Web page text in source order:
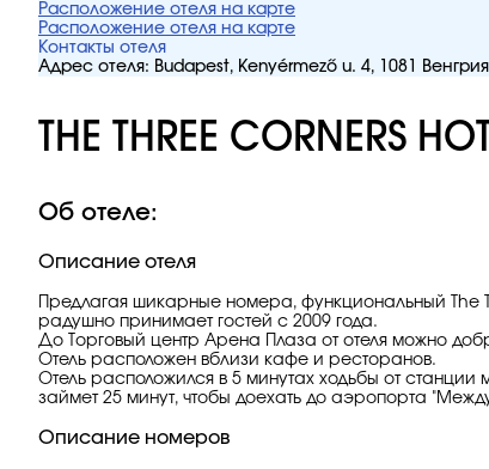
Расположение отеля на карте
Расположение отеля на карте
Контакты отеля
Адрес отеля: Budapest, Kenyérmező u. 4, 1081 Венгрия
THE THREE CORNERS
Об отеле:
Описание отеля
Предлагая шикарные номера, функциональный The
радушно принимает гостей с 2009 года.
До Торговый центр Арена Плаза от отеля можно
Отель расположен вблизи кафе и ресторанов.
Отель расположился в 5 минутах ходьбы от
займет 25 минут, чтобы доехать до аэропорта
Описание номеров